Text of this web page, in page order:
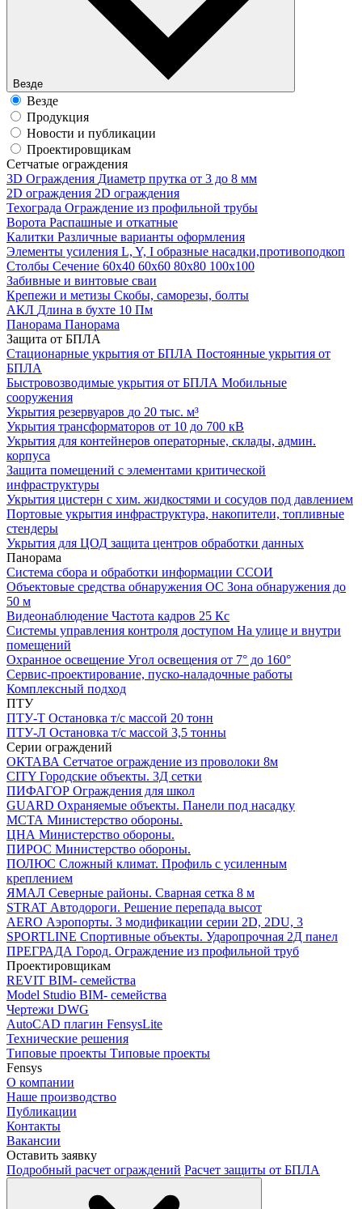
Везде
Везде
Продукция
Новости и публикации
Проектировщикам
Cетчатые ограждения
3D Ограждения Диаметр прутка от 3 до 8 мм
2D ограждения 2D ограждения
Техограда Ограждение из профильной трубы
Ворота Распашные и откатные
Калитки Различные варианты оформления
Элементы усиления L, Y, I образные насадки,противоподкоп
Столбы Сечение 60х40 60х60 80х80 100х100
Забивные и винтовые сваи
Крепежи и метизы Скобы, саморезы, болты
АКЛ Длина в бухте 10 Пм
Панорама Панорама
Защита от БПЛА
Стационарные укрытия от БПЛА Постоянные укрытия от
БПЛА
Быстровозводимые укрытия от БПЛА Мобильные
сооружения
Укрытия резервуаров до 20 тыс. м³
Укрытия трансформаторов от 10 до 700 кВ
Укрытия для контейнеров операторные, склады, админ.
корпуса
Защита помещений с элементами критической
инфраструктуры
Укрытия цистерн с хим. жидкостями и сосудов под давлением
Портовые укрытия инфраструктура, накопители, топливные
стендеры
Укрытия для ЦОД защита центров обработки данных
Панорама
Система сбора и обработки информации ССОИ
Объектовые средства обнаружения ОС Зона обнаружения до
50 м
Видеонаблюдение Частота кадров 25 Кс
Системы управления контроля доступом На улице и внутри
помещений
Охранное освещение Угол освещения от 7° до 160°
Сервис-проектирование, пуско-наладочные работы
Комплексный подход
ПТУ
ПТУ-Т Остановка т/c массой 20 тонн
ПТУ-Л Остановка т/c массой 3,5 тонны
Серии ограждений
ОКТАВА Сетчатое ограждение из проволоки 8м
CITY Городские объекты. 3Д сетки
ПИФАГОР Ограждения для школ
GUARD Охраняемые объекты. Панели под насадку
МСТА Министерство обороны.
ЦНА Министерство обороны.
ПИРОС Министерство обороны.
ПОЛЮС Сложный климат. Профиль с усиленным
креплением
ЯМАЛ Северные районы. Сварная сетка 8 м
STRAT Автодороги. Решение перепада высот
AERO Аэропорты. 3 модификации серии 2D, 2DU, 3
SPORTLINE Спортивные объекты. Ударопрочная 2Д панел
ПРЕГРАДА Город. Ограждение из профильной труб
Проектировщикам
REVIT BIM- семейства
Model Studio BIM- семейства
Чертежи DWG
AutoCAD плагин FensysLite
Технические решения
Типовые проекты Типовые проекты
Fensys
О компании
Наше производство
Публикации
Контакты
Вакансии
Оставить заявку
Подробный расчет ограждений Расчет защиты от БПЛА